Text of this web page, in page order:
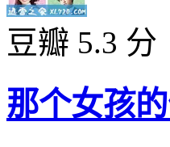
豆瓣 5.3 分
那个女孩